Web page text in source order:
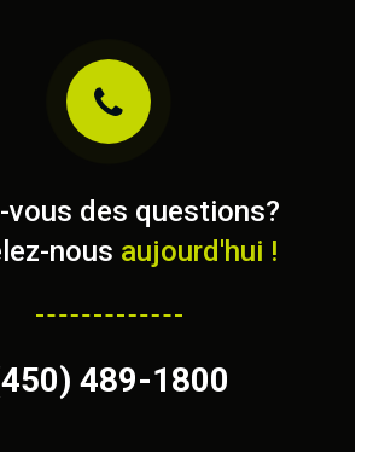
vous des questions?
nous aujourd'hui !
489-1800